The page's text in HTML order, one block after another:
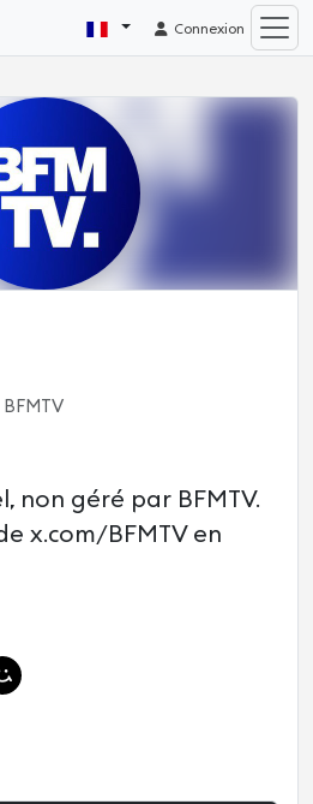
Connexion
BFMTV
non géré par BFMTV.
x.com/BFMTV en